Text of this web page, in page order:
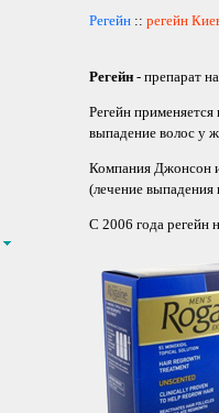
Регейн :: регейн
Регейн - препарат
Регейн
выпадение волос у
Компания Джонсон
(лечение
С 2006 года регейн